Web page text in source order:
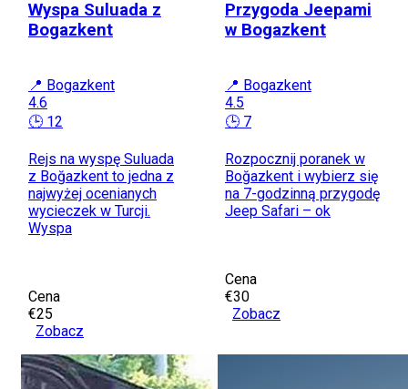
Wyspa Suluada z
Bogazkent
📍 Bogazkent
4.6
🕒 12
Rejs na wyspę Suluada
z Boğazkent to jedna z
najwyżej ocenianych
wycieczek w Turcji.
Wyspa
Cena
€25
Zobacz
Przygoda Jeepami
w Bogazkent
📍 Bogazkent
4.5
🕒 7
Rozpocznij poranek w
Boğazkent i wybierz się
na 7-godzinną przygodę
Jeep Safari – ok
Cena
€30
Zobacz